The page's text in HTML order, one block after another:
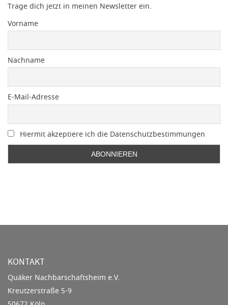
Trage dich jetzt in meinen Newsletter ein.
Vorname
Nachname
E-Mail-Adresse
Hiermit akzeptiere ich die Datenschutzbestimmungen
KONTAKT
Quäker Nachbarschaftsheim e.V.
Kreutzerstraße 5-9